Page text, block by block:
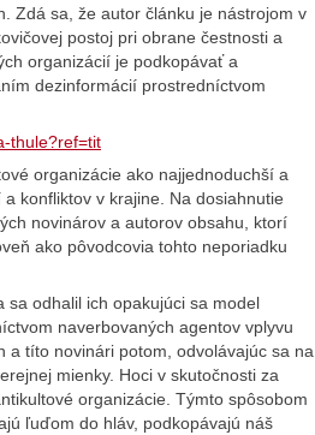
Zdá sa, že autor článku je nástrojom v
postoj pri obrane čestnosti a
organizácií je podkopávať a
dezinformácií prostredníctvom
thule?ref=tit
organizácie ako najjednoduchší a
konfliktov v krajine. Na dosiahnutie
novinárov a autorov obsahu, ktorí
ako pôvodcovia tohto neporiadku
sa odhalil ich opakujúci sa model
naverbovaných agentov vplyvu
a títo novinári potom, odvolávajúc sa na
mienky. Hoci v skutočnosti za
organizácie. Týmto spôsobom
ľuďom do hláv, podkopávajú náš